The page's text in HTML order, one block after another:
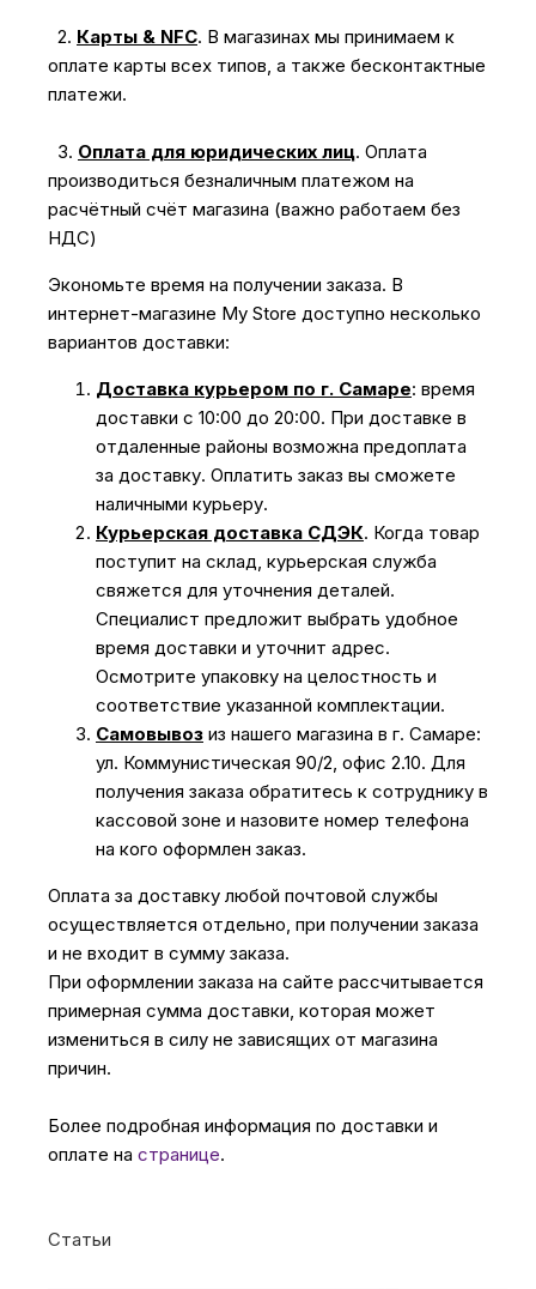
2. Карты & NFC. В магазинах мы принимаем к
оплате карты всех типов, а также бесконтактные
платежи.
3. Оплата для юридических лиц. Оплата
производиться безналичным платежом на
расчётный счёт магазина (важно работаем без
НДС)
Экономьте время на получении заказа. В
интернет-магазине My Store доступно несколько
вариантов доставки:
Доставка курьером по г. Самаре: время
доставки с 10:00 до 20:00. При доставке в
отдаленные районы возможна предоплата
за доставку. Оплатить заказ вы сможете
наличными курьеру.
Курьерская доставка СДЭК. Когда товар
поступит на склад, курьерская служба
свяжется для уточнения деталей.
Специалист предложит выбрать удобное
время доставки и уточнит адрес.
Осмотрите упаковку на целостность и
соответствие указанной комплектации.
Самовывоз из нашего магазина в г. Самаре:
ул. Коммунистическая 90/2, офис 2.10. Для
получения заказа обратитесь к сотруднику в
кассовой зоне и назовите номер телефона
на кого оформлен заказ.
Оплата за доставку любой почтовой службы
осуществляется отдельно, при получении заказа
и не входит в сумму заказа.
При оформлении заказа на сайте рассчитывается
примерная сумма доставки, которая может
измениться в силу не зависящих от магазина
причин.
Более подробная информация по доставки и
оплате на странице.
Статьи